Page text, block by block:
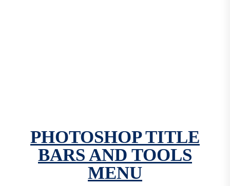
PHOTOSHOP TITLE
BARS AND TOOLS
MENU